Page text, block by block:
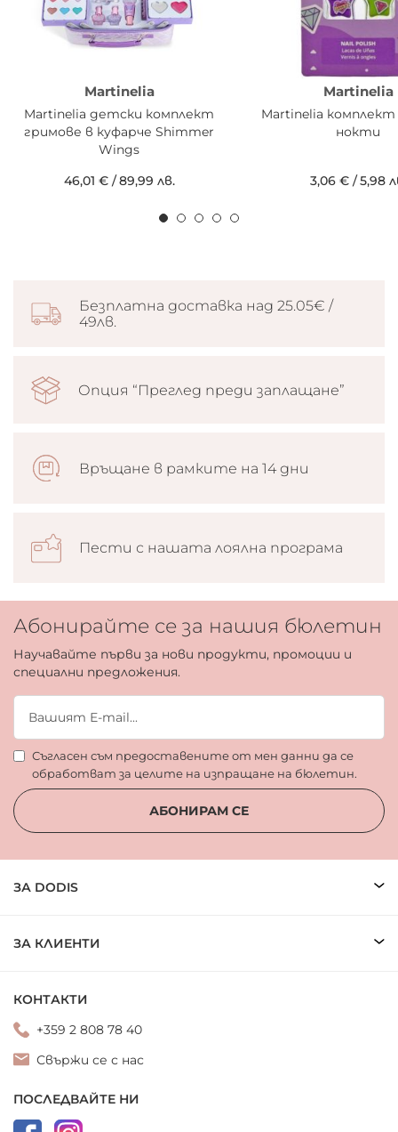
Martinelia
Martinelia детски комплект
гримове в куфарче Shimmer
Wings
46,01 €/89,99 лв.
Martinelia
Martinelia комплект
нокти
3,06 €/5,98
Безплатна доставка над 25.05€ /
49лв.
Опция “Преглед преди заплащане”
Връщане в рамките на 14 дни
Пести с нашата лоялна програма
Абонирайте се за нашия бюлетин
Научавайте първи за нови продукти, промоции и
специални предложения.
Съгласен съм предоставените от мен данни да се
обработват за целите на изпращане на бюлетин.
АБОНИРАМ СЕ
ЗА DODIS
ЗА КЛИЕНТИ
КОНТАКТИ
+359 2 808 78 40
Свържи се с нас
ПОСЛЕДВАЙТЕ НИ